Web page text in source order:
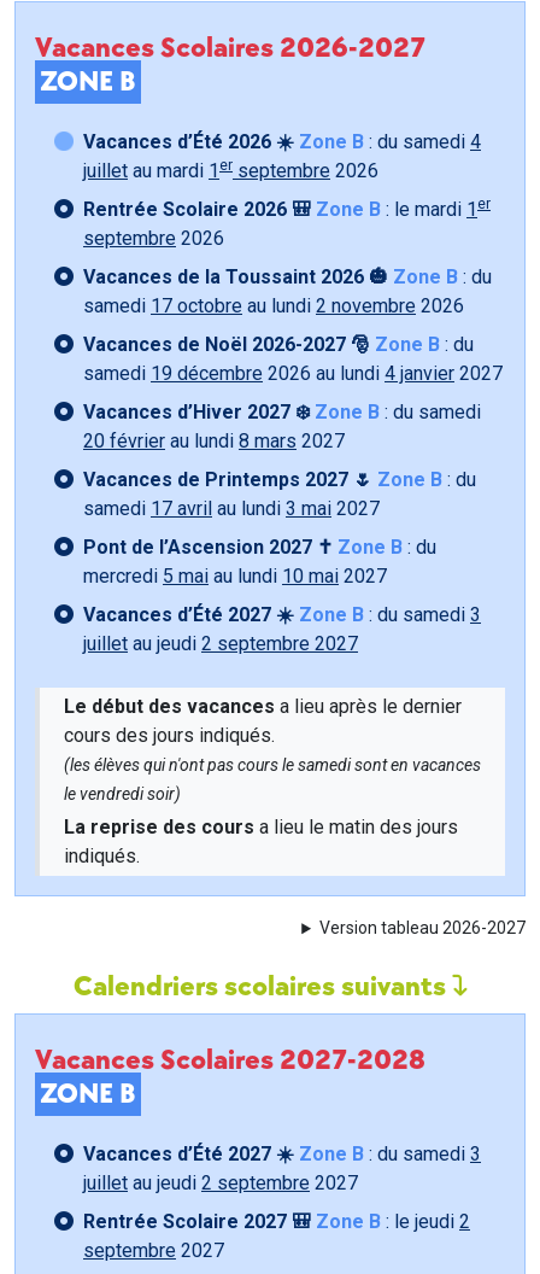
Vacances Scolaires 2026-2027
ZONE B
Vacances d’Été 2026 ☀️ Zone B : du samedi 4
juillet au mardi 1 er septembre 2026
Rentrée Scolaire 2026 🎒 Zone B : le mardi 1 er
septembre 2026
Vacances de la Toussaint 2026 🎃 Zone B : du
samedi 17 octobre au lundi 2 novembre 2026
Vacances de Noël 2026-2027 🎅 Zone B : du
samedi 19 décembre 2026 au lundi 4 janvier 2027
Vacances d’Hiver 2027 ❄️ Zone B : du samedi
20 février au lundi 8 mars 2027
Vacances de Printemps 2027 🌷 Zone B : du
samedi 17 avril au lundi 3 mai 2027
Pont de l’Ascension 2027 ✝️ Zone B : du
mercredi 5 mai au lundi 10 mai 2027
Vacances d’Été 2027 ☀️ Zone B : du samedi 3
juillet au jeudi 2 septembre 2027
Le début des vacances a lieu après le dernier
cours des jours indiqués.
(les élèves qui n'ont pas cours le samedi sont en vacances
le vendredi soir)
La reprise des cours a lieu le matin des jours
indiqués.
Version tableau 2026-2027
Calendriers scolaires suivants
Vacances Scolaires 2027-2028
ZONE B
Vacances d’Été 2027 ☀️ Zone B : du samedi 3
juillet au jeudi 2 septembre 2027
Rentrée Scolaire 2027 🎒 Zone B : le jeudi 2
septembre 2027